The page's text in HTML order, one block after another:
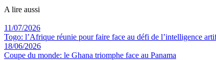
A lire aussi
11/07/2026
Togo: l’Afrique réunie pour faire face au défi de l’intelligence
18/06/2026
Coupe du monde: le Ghana triomphe face au Panama